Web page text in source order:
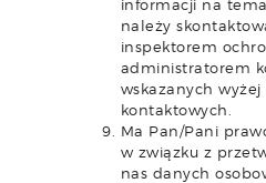
informacji na
należy
inspektorem
administratorem
wskazanych
kontaktowych.
Ma Pan/Pani
w związku z
nas danych